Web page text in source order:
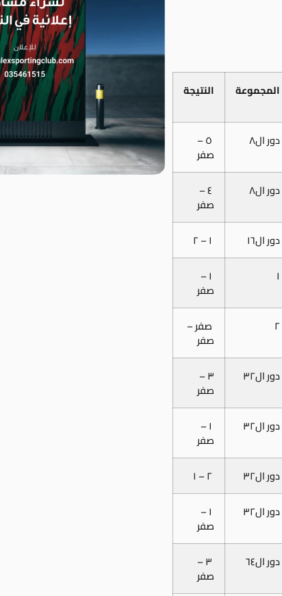
المجموعة النتيجة
دور ال٨ ٥ –
صفر
دور ال٨ ٤ –
صفر
دور ال١٦
١ ١ –
صفر
٢ صفر –
صفر
دور ال٣٢ ٣ –
صفر
دور ال٣٢ ١ –
صفر
دور ال٣٢
دور ال٣٢ ١ –
صفر
دور ال٦٤ ٣ –
صفر